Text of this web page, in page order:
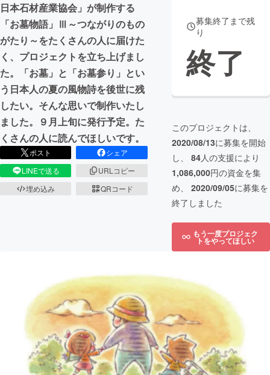
日本石材産業協会」が制作する
「お墓物語」Ⅲ～つながりのもの
がたり～をたくさんの人に届けた
く、プロジェクトを立ち上げまし
た。「お墓」と「お墓参り」とい
う日本人の夏の風物詩を後世に残
したい。そんな思いで制作いたし
ました。９月上旬に発行予定。た
くさんの人に読んでほしいです。
ポスト
シェア
LINEで送る
URLコピー
埋め込み
QRコード
募集終了まで残
り
終了
このプロジェクトは、
2020/08/13に募集を開始
し、 84人の支援により
1,086,000円の資金を集
め、 2020/09/05に募集を
終了しました
もう一度プロジェク
トをやってほしい